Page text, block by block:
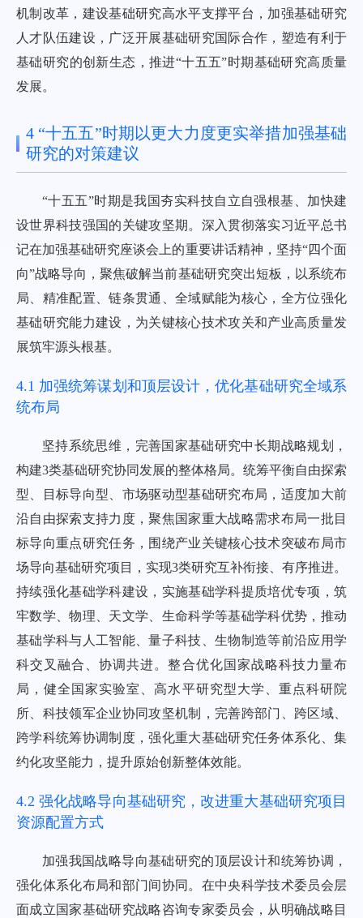
机制改革，建设基础研究高水平支撑平台，加强基础研究
人才队伍建设，广泛开展基础研究国际合作，塑造有利于
基础研究的创新生态，推进“十五五”时期基础研究高质量
发展。
4 “十五五”时期以更大力度更实举措加强基础
研究的对策建议
“十五五”时期是我国夯实科技自立自强根基、加快建
设世界科技强国的关键攻坚期。深入贯彻落实习近平总书
记在加强基础研究座谈会上的重要讲话精神，坚持“四个面
向”战略导向，聚焦破解当前基础研究突出短板，以系统布
局、精准配置、链条贯通、全域赋能为核心，全方位强化
基础研究能力建设，为关键核心技术攻关和产业高质量发
展筑牢源头根基。
4.1 加强统筹谋划和顶层设计，优化基础研究全域系
统布局
坚持系统思维，完善国家基础研究中长期战略规划，
构建3类基础研究协同发展的整体格局。统筹平衡自由探索
型、目标导向型、市场驱动型基础研究布局，适度加大前
沿自由探索支持力度，聚焦国家重大战略需求布局一批目
标导向重点研究任务，围绕产业关键核心技术突破布局市
场导向基础研究项目，实现3类研究互补衔接、有序推进。
持续强化基础学科建设，实施基础学科提质培优专项，筑
牢数学、物理、天文学、生命科学等基础学科优势，推动
基础学科与人工智能、量子科技、生物制造等前沿应用学
科交叉融合、协调共进。整合优化国家战略科技力量布
局，健全国家实验室、高水平研究型大学、重点科研院
所、科技领军企业协同攻坚机制，完善跨部门、跨区域、
跨学科统筹协调制度，强化重大基础研究任务体系化、集
约化攻坚能力，提升原始创新整体效能。
4.2 强化战略导向基础研究，改进重大基础研究项目
资源配置方式
加强我国战略导向基础研究的顶层设计和统筹协调，
强化体系化布局和部门间协同。在中央科学技术委员会层
面成立国家基础研究战略咨询专家委员会，从明确战略目